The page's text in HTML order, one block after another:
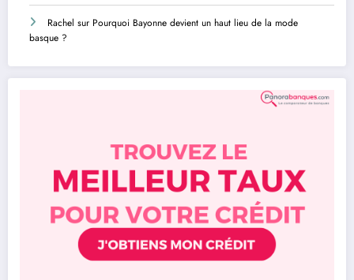
Rachel sur Pourquoi Bayonne devient un haut lieu de la mode
basque ?